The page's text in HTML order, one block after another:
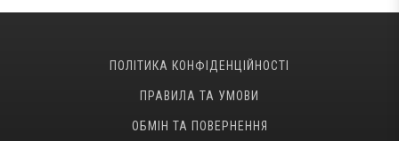
ПОЛІТИКА КОНФІДЕНЦІЙНОСТІ
ПРАВИЛА ТА УМОВИ
ОБМІН ТА ПОВЕРНЕННЯ